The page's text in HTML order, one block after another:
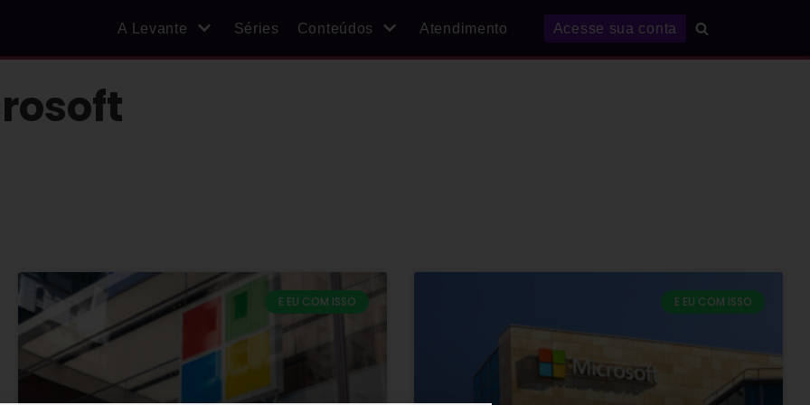
A Levante Séries Conteúdos Atendimento Acesse sua conta
E EU COM ISSO E EU COM ISSO